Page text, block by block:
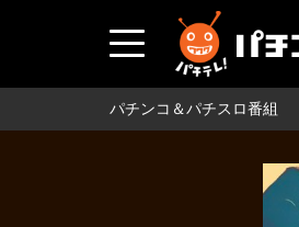
パチンコ＆パチスロ番組